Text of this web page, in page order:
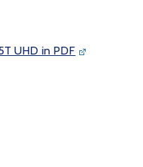
UHD in PDF